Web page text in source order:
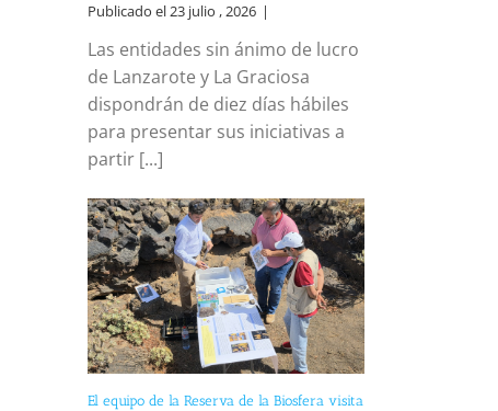
Publicado el 23 julio , 2026 |
Las entidades sin ánimo de lucro
de Lanzarote y La Graciosa
dispondrán de diez días hábiles
para presentar sus iniciativas a
partir [...]
El equipo de la Reserva de la Biosfera visita